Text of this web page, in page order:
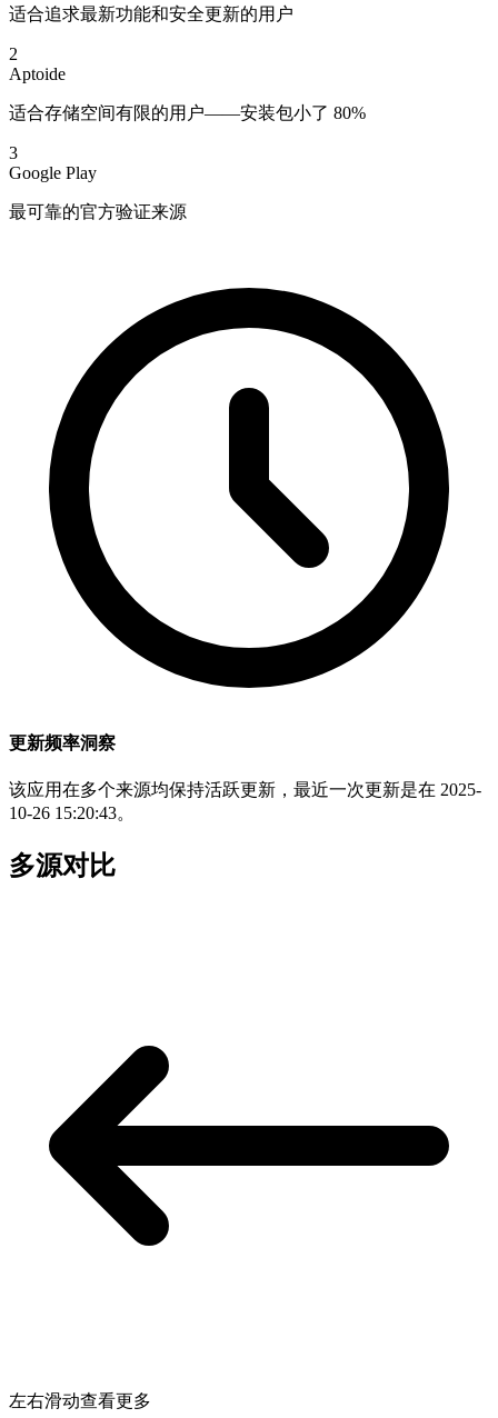
适合追求最新功能和安全更新的用户
2
Aptoide
适合存储空间有限的用户——安装包小了 80%
3
Google Play
最可靠的官方验证来源
更新频率洞察
该应用在多个来源均保持活跃更新，最近一次更新是在 2025-
10-26 15:20:43。
多源对比
左右滑动查看更多